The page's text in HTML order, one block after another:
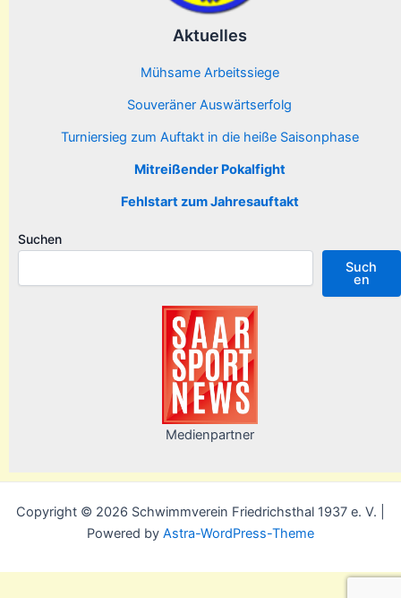
Aktuelles
Mühsame Arbeitssiege
Souveräner Auswärtserfolg
Turniersieg zum Auftakt in die heiße Saisonphase
Mitreißender Pokalfight
Fehlstart zum Jahresauftakt
Suchen
Such
en
Medienpartner
Copyright © 2026 Schwimmverein Friedrichsthal 1937 e. V. |
Powered by Astra-WordPress-Theme